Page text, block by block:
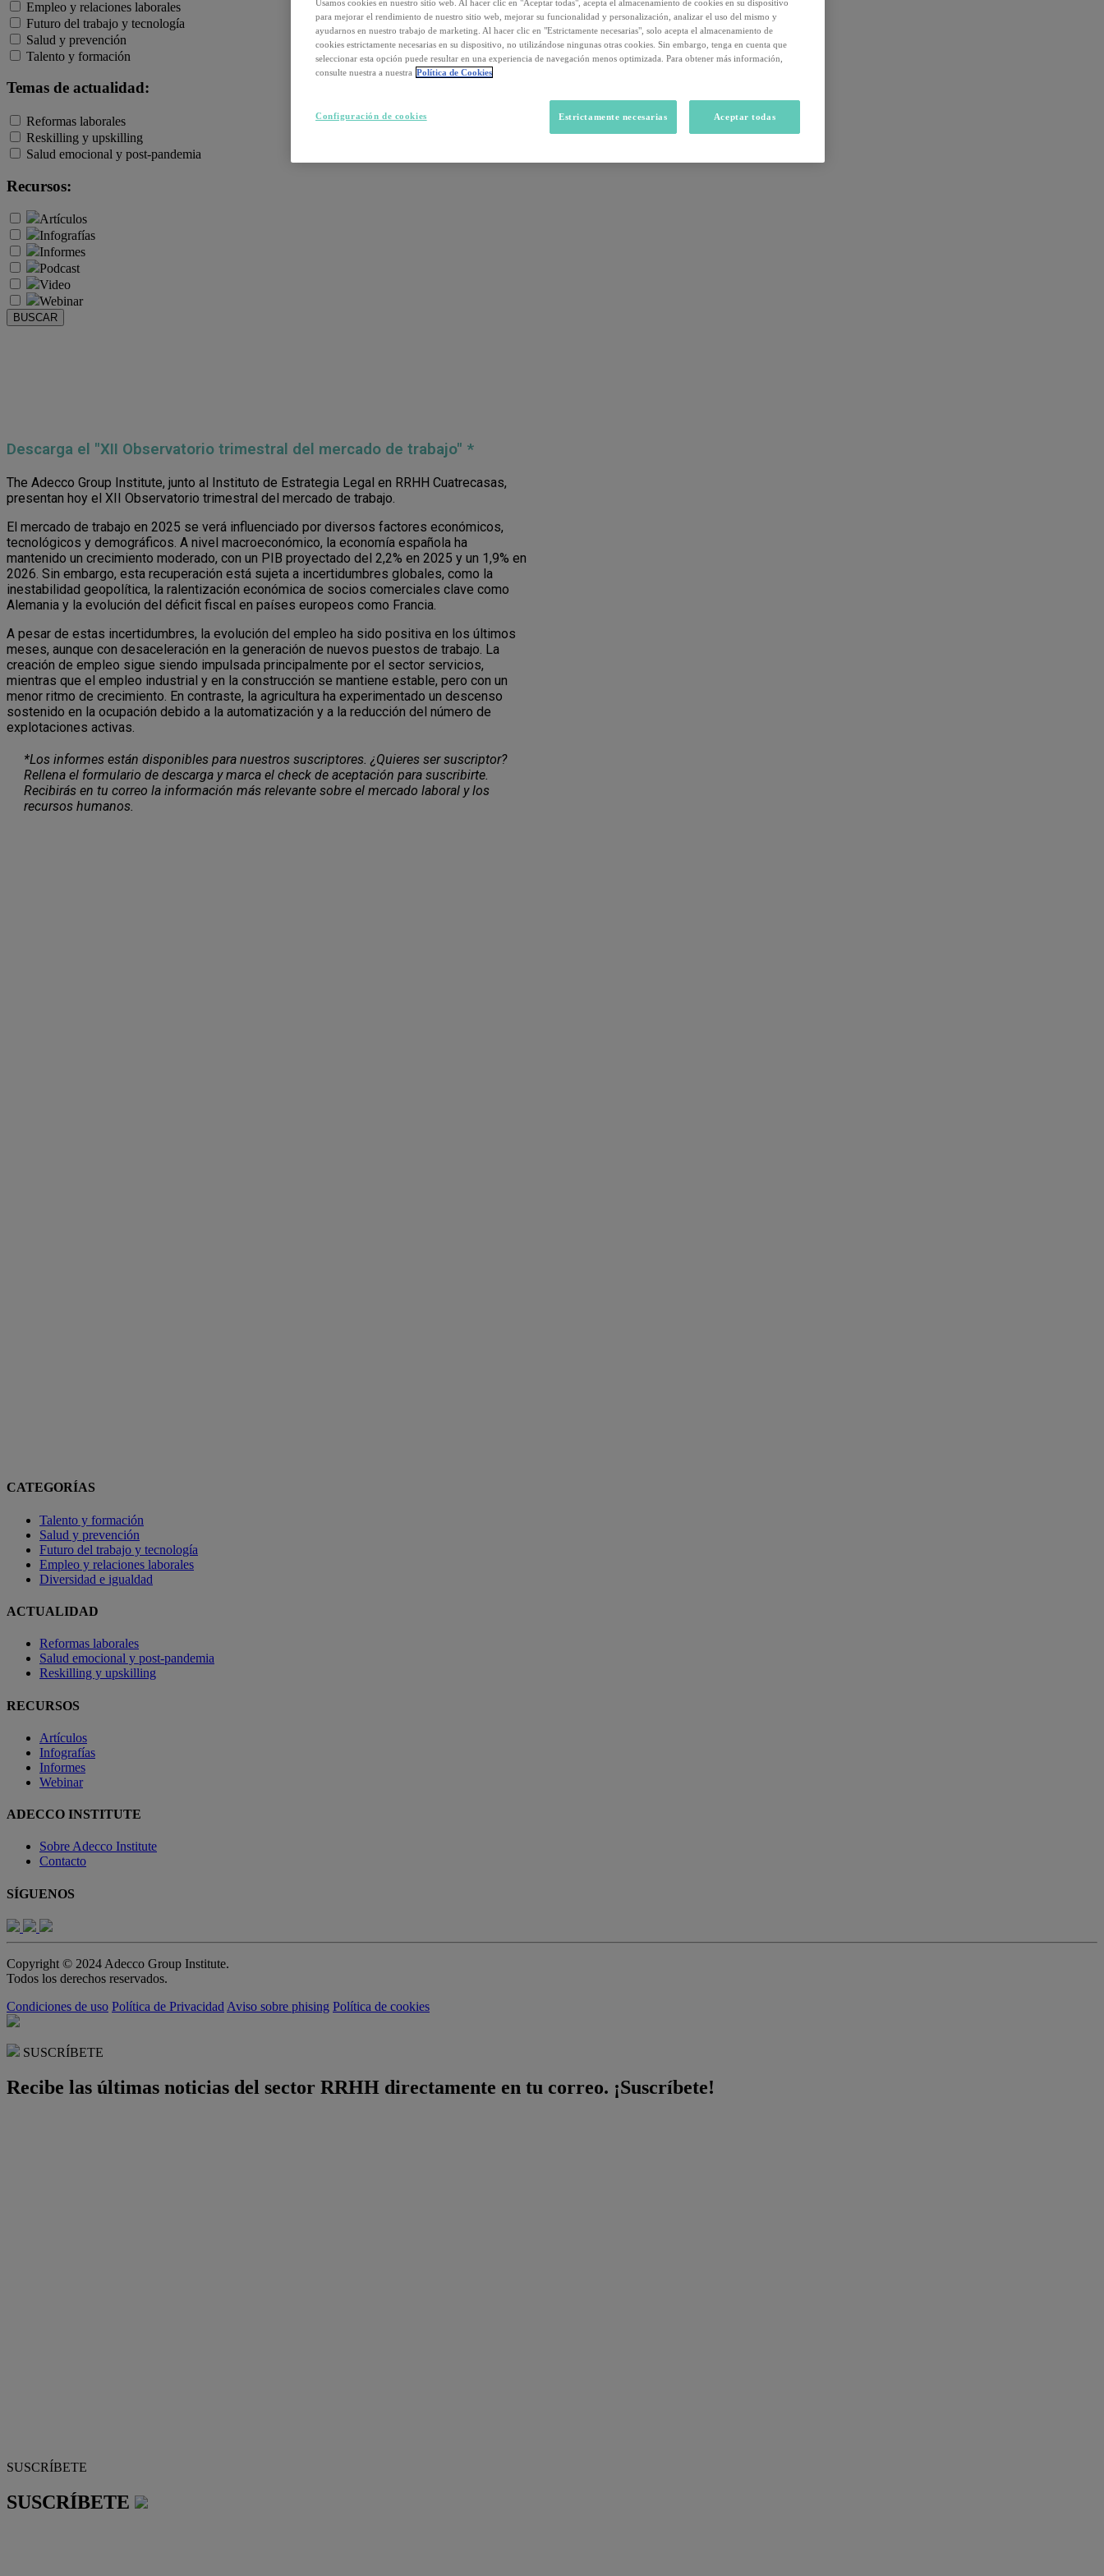
Empleo y relaciones laborales
Futuro del trabajo y tecnología
Salud y prevención
Talento y formación
Temas de actualidad:
Reformas laborales
Reskilling y upskilling
Salud emocional y post-pandemia
Recursos:
Artículos
Infografías
Informes
Podcast
Video
Webinar
BUSCAR
Descarga el "XII Observatorio trimestral del mercado de trabajo" *
The Adecco Group Institute, junto al Instituto de Estrategia Legal en RRHH Cuatrecasas,
presentan hoy el XII Observatorio trimestral del mercado de trabajo.
El mercado de trabajo en 2025 se verá influenciado por diversos factores económicos,
tecnológicos y demográficos. A nivel macroeconómico, la economía española ha
mantenido un crecimiento moderado, con un PIB proyectado del 2,2% en 2025 y un 1,9% en
2026. Sin embargo, esta recuperación está sujeta a incertidumbres globales, como la
inestabilidad geopolítica, la ralentización económica de socios comerciales clave como
Alemania y la evolución del déficit fiscal en países europeos como Francia.
A pesar de estas incertidumbres, la evolución del empleo ha sido positiva en los últimos
meses, aunque con desaceleración en la generación de nuevos puestos de trabajo. La
creación de empleo sigue siendo impulsada principalmente por el sector servicios,
mientras que el empleo industrial y en la construcción se mantiene estable, pero con un
menor ritmo de crecimiento. En contraste, la agricultura ha experimentado un descenso
sostenido en la ocupación debido a la automatización y a la reducción del número de
explotaciones activas.
*Los informes están disponibles para nuestros suscriptores. ¿Quieres ser suscriptor?
Rellena el formulario de descarga y marca el check de aceptación para suscribirte.
Recibirás en tu correo la información más relevante sobre el mercado laboral y los
recursos humanos.
CATEGORÍAS
Talento y formación
Salud y prevención
Futuro del trabajo y tecnología
Empleo y relaciones laborales
Diversidad e igualdad
ACTUALIDAD
Reformas laborales
Salud emocional y post-pandemia
Reskilling y upskilling
RECURSOS
Artículos
Infografías
Informes
Webinar
ADECCO INSTITUTE
Sobre Adecco Institute
Contacto
SÍGUENOS
Copyright © 2024 Adecco Group Institute.
Todos los derechos reservados.
Condiciones de uso Política de Privacidad Aviso sobre phising Política de cookies
SUSCRÍBETE
Recibe las últimas noticias del sector RRHH directamente en tu correo. ¡Suscríbete!
SUSCRÍBETE
SUSCRÍBETE
Usamos cookies en nuestro sitio web. Al hacer clic en "Aceptar todas", acepta el almacenamiento de cookies en su dispositivo
para mejorar el rendimiento de nuestro sitio web, mejorar su funcionalidad y personalización, analizar el uso del mismo y
ayudarnos en nuestro trabajo de marketing. Al hacer clic en "Estrictamente necesarias", solo acepta el almacenamiento de
cookies estrictamente necesarias en su dispositivo, no utilizándose ningunas otras cookies. Sin embargo, tenga en cuenta que
seleccionar esta opción puede resultar en una experiencia de navegación menos optimizada. Para obtener más información,
consulte nuestra a nuestra Política de Cookies
Estrictamente necesarias Aceptar todas
Configuración de cookies